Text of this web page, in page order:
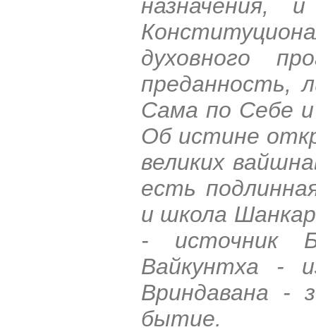
назначения,
духовного
преданность,
Сама по Себе
Об истине
великих
есть
и школа
- источник
Вайкунтха -
Вриндавана -
бытие.